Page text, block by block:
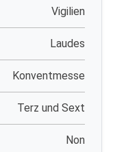
Vigilien
Laudes
Konventmesse
Terz und Sext
Non